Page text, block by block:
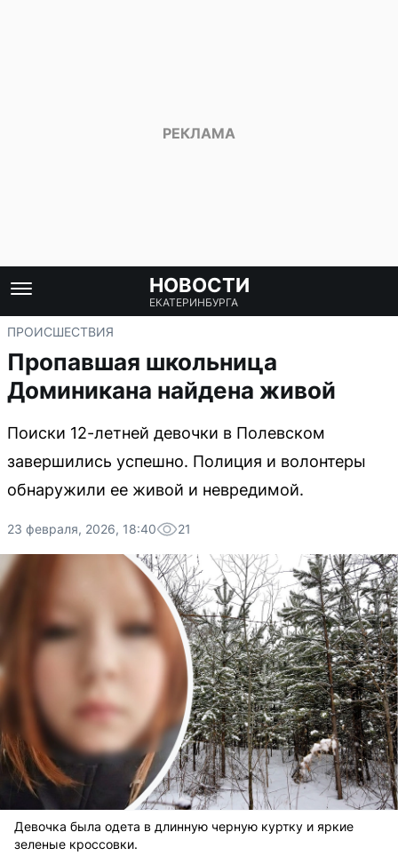
НОВОСТИ
ЕКАТЕРИНБУРГА
ПРОИСШЕСТВИЯ
Пропавшая школьница
Доминикана найдена живой
Поиски 12-летней девочки в Полевском
завершились успешно. Полиция и волонтеры
обнаружили ее живой и невредимой.
23 февраля, 2026, 18:40 21
Девочка была одета в длинную черную куртку и яркие
зеленые кроссовки.